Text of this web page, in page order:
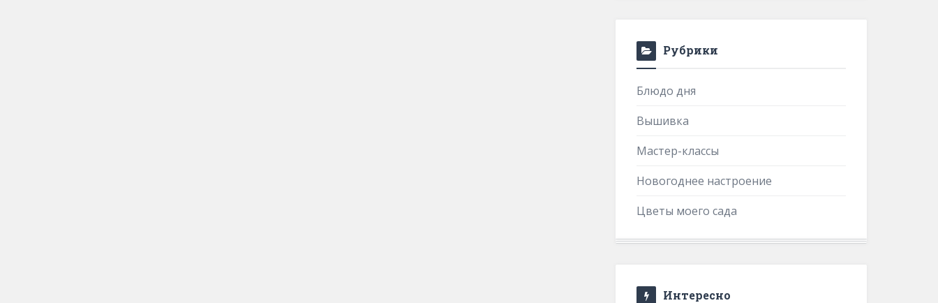
Рубрики
Блюдо дня
Вышивка
Мастер-классы
Новогоднее настроение
Цветы моего сада
Интересно